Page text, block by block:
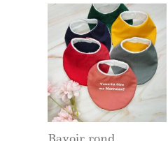
Bavoir rond